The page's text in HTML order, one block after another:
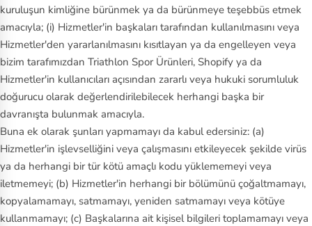
kuruluşun kimliğine bürünmek ya da bürünmeye teşebbüs etmek
amacıyla; (i) Hizmetler'in başkaları tarafından kullanılmasını veya
Hizmetler'den yararlanılmasını kısıtlayan ya da engelleyen veya
bizim tarafımızdan Triathlon Spor Ürünleri, Shopify ya da
Hizmetler'in kullanıcıları açısından zararlı veya hukuki sorumluluk
doğurucu olarak değerlendirilebilecek herhangi başka bir
davranışta bulunmak amacıyla.
Buna ek olarak şunları yapmamayı da kabul edersiniz: (a)
Hizmetler'in işlevselliğini veya çalışmasını etkileyecek şekilde virüs
ya da herhangi bir tür kötü amaçlı kodu yüklememeyi veya
iletmemeyi; (b) Hizmetler'in herhangi bir bölümünü çoğaltmamayı,
kopyalamamayı, satmamayı, yeniden satmamayı veya kötüye
kullanmamayı; (c) Başkalarına ait kişisel bilgileri toplamamayı veya